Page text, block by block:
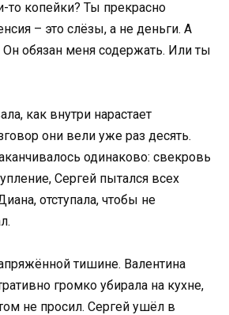
то копейки? Ты прекрасно
– это слёзы, а не деньги. А
обязан меня содержать. Или ты
как внутри нарастает
они вели уже раз десять.
одинаково: свекровь
Сергей пытался всех
отступала, чтобы не
тишине. Валентина
громко убирала на кухне,
не просил. Сергей ушёл в